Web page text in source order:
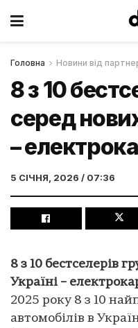
Головна Новини від
8 з 10
серед
–
5 СІЧНЯ, 2026 / 07:36
8 з 10 бестселерів
Україні –
2025 року 8 з 10
автомобілів в